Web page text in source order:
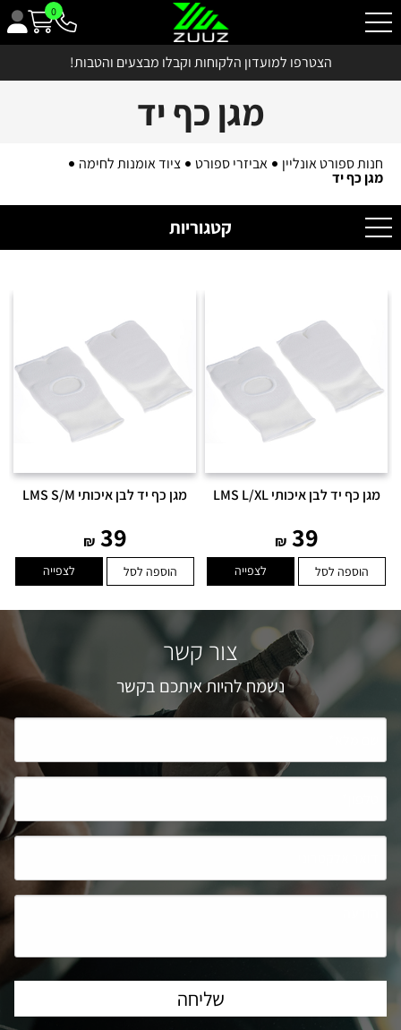
0
הצטרפו למועדון הלקוחות וקבלו מבצעים והטבות!
מגן כף יד
חנות ספורט אונליין אביזרי ספורט ציוד אומנות לחימה
מגן כף יד
קטגוריות
מגן כף יד לבן איכותי LMS L/XL
39
₪
הוספה לסל לצפייה
מגן כף יד לבן איכותי LMS S/M
39
₪
הוספה לסל לצפייה
צור קשר
נשמח להיות איתכם בקשר